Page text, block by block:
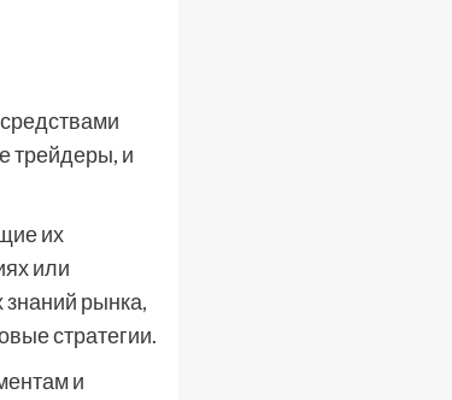
трейдеры, и
их
или
рынка,
стратегии.
и